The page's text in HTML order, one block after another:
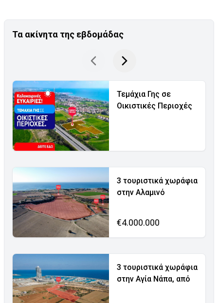
Τα ακίνητα της εβδομάδας
Τεμάχια Γης σε
Οικιστικές Περιοχές
3 τουριστικά χωράφια
στην Αλαμινό
€4.000.000
3 τουριστικά χωράφια
στην Αγία Νάπα, από